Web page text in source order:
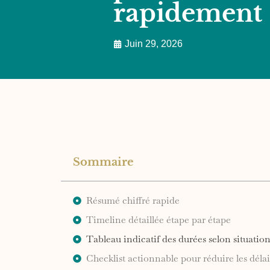
rapidement
Juin 29, 2026
Sommaire
Résumé chiffré rapide
Timeline détaillée étape par étape
Tableau indicatif des durées selon
Checklist actionnable pour réduire les